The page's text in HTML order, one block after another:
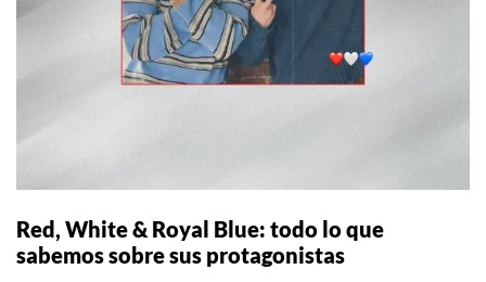
Red, White & Royal Blue: todo lo que
sabemos sobre sus protagonistas